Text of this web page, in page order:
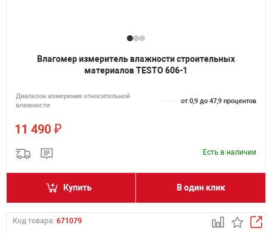
Влагомер измеритель влажности строительных
материалов TESTO 606-1
Диапазон измерения относительной
влажности
от 0,9 до 47,9 процентов
11 490 ₽
Есть в наличии
Купить В один клик
Код товара: 671079